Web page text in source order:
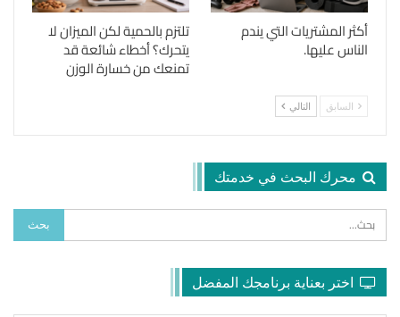
أكثر المشتريات التي يندم
الناس عليها.
تلتزم بالحمية لكن الميزان لا
يتحرك؟ أخطاء شائعة قد
تمنعك من خسارة الوزن
السابق التالي
محرك البحث في خدمتك
اختر بعناية برنامجك المفضل